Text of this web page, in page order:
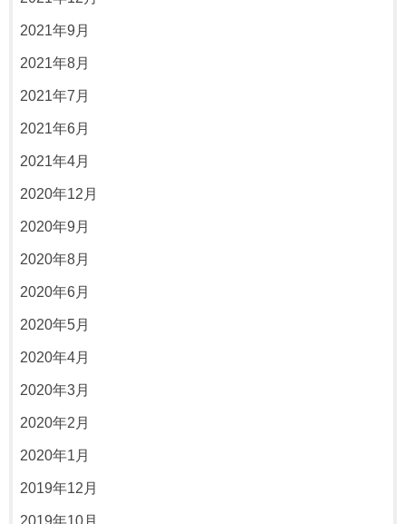
2021年9月
2021年8月
2021年7月
2021年6月
2021年4月
2020年12月
2020年9月
2020年8月
2020年6月
2020年5月
2020年4月
2020年3月
2020年2月
2020年1月
2019年12月